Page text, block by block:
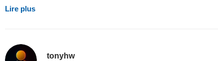
Lire plus
tonyhw